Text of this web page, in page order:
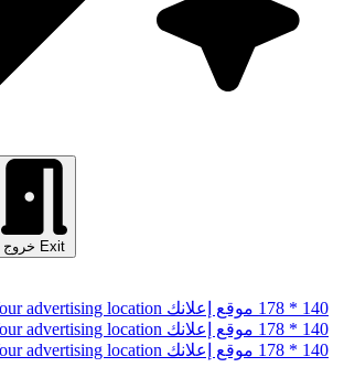
خروج Exit
advertising location موقع إعلانك 178 * 140
advertising location موقع إعلانك 178 * 140
advertising location موقع إعلانك 178 * 140